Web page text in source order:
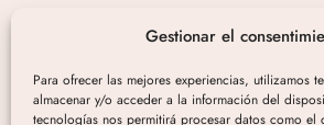
Gestionar el
Para ofrecer las mejores experiencias, utilizamos
almacenar y/o acceder a la información del
tecnologías nos permitirá procesar datos como el